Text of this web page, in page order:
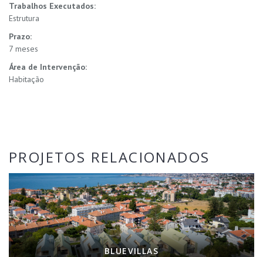
Trabalhos Executados:
Estrutura
Prazo:
7 meses
Área de Intervenção:
Habitação
PROJETOS RELACIONADOS
BLUEVILLAS